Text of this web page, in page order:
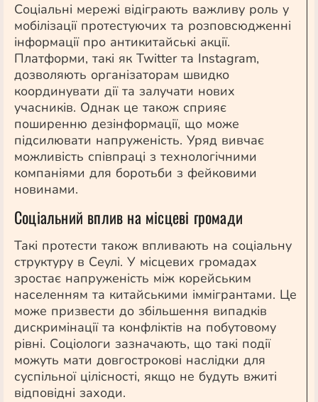
Соціальні мережі відіграють важливу роль у
мобілізації протестуючих та розповсюдженні
інформації про антикитайські акції.
Платформи, такі як Twitter та Instagram,
дозволяють організаторам швидко
координувати дії та залучати нових
учасників. Однак це також сприяє
поширенню дезінформації, що може
підсилювати напруженість. Уряд вивчає
можливість співпраці з технологічними
компаніями для боротьби з фейковими
новинами.
Соціальний вплив на місцеві громади
Такі протести також впливають на соціальну
структуру в Сеулі. У місцевих громадах
зростає напруженість між корейським
населенням та китайськими іммігрантами. Це
може призвести до збільшення випадків
дискримінації та конфліктів на побутовому
рівні. Соціологи зазначають, що такі події
можуть мати довгострокові наслідки для
суспільної цілісності, якщо не будуть вжиті
відповідні заходи.